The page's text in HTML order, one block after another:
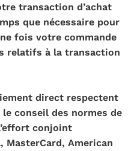
transaction d’achat
que nécessaire pour
fois votre commande
relatifs à la transaction
direct respectent
le conseil des normes de
conjoint
MasterCard, American